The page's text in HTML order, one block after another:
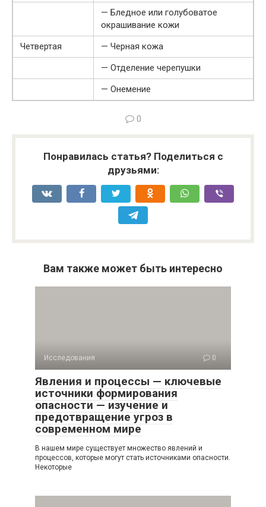
— Бледное или голубоватое
окрашивание кожи
Четвертая
— Черная кожа
— Отделение черепушки
— Онемение
0
Понравилась статья? Поделиться с
друзьями:
Вам также может быть интересно
Исследования 0
Явления и процессы — ключевые
источники формирования
опасности — изучение и
предотвращение угроз в
современном мире
В нашем мире существует множество явлений и
процессов, которые могут стать источниками опасности.
Некоторые